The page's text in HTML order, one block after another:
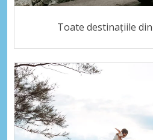
Toate destinațiile